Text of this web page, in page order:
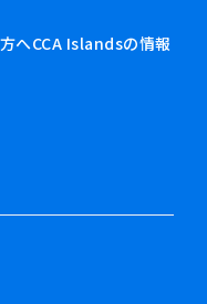
へCCA Islandsの情報